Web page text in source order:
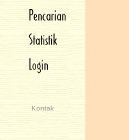
Kontak